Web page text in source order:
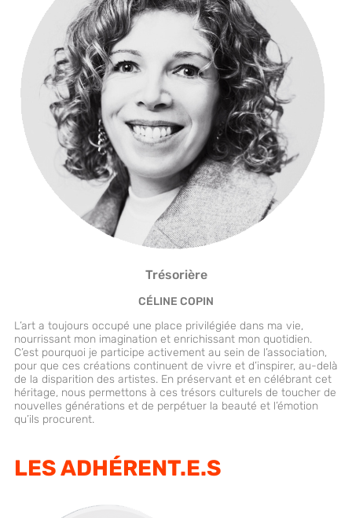
Trésorière
CÉLINE COPIN
L’art a toujours occupé une place privilégiée dans ma vie,
nourrissant mon imagination et enrichissant mon quotidien.
C’est pourquoi je participe activement au sein de l’association,
pour que ces créations continuent de vivre et d’inspirer, au-delà
de la disparition des artistes. En préservant et en célébrant cet
héritage, nous permettons à ces trésors culturels de toucher de
nouvelles générations et de perpétuer la beauté et l’émotion
qu’ils procurent.
LES ADHÉRENT.E.S